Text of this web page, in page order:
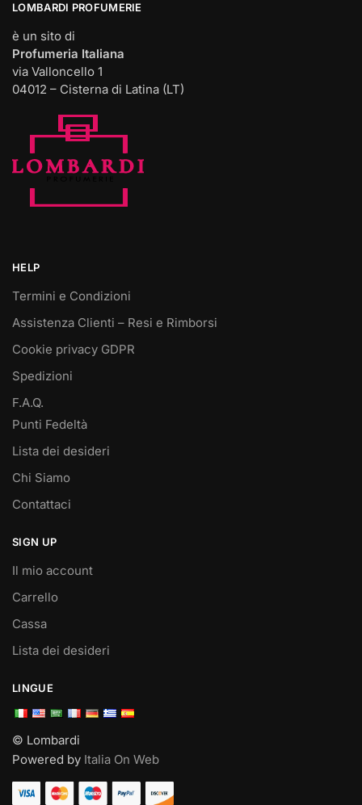
LOMBARDI PROFUMERIE
è un sito di
Profumeria Italiana
via Valloncello 1
04012 – Cisterna di Latina (LT)
HELP
Termini e Condizioni
Assistenza Clienti – Resi e Rimborsi
Cookie privacy GDPR
Spedizioni
F.A.Q.
Punti Fedeltà
Lista dei desideri
Chi Siamo
Contattaci
SIGN UP
Il mio account
Carrello
Cassa
Lista dei desideri
LINGUE
© Lombardi
Powered by Italia On Web